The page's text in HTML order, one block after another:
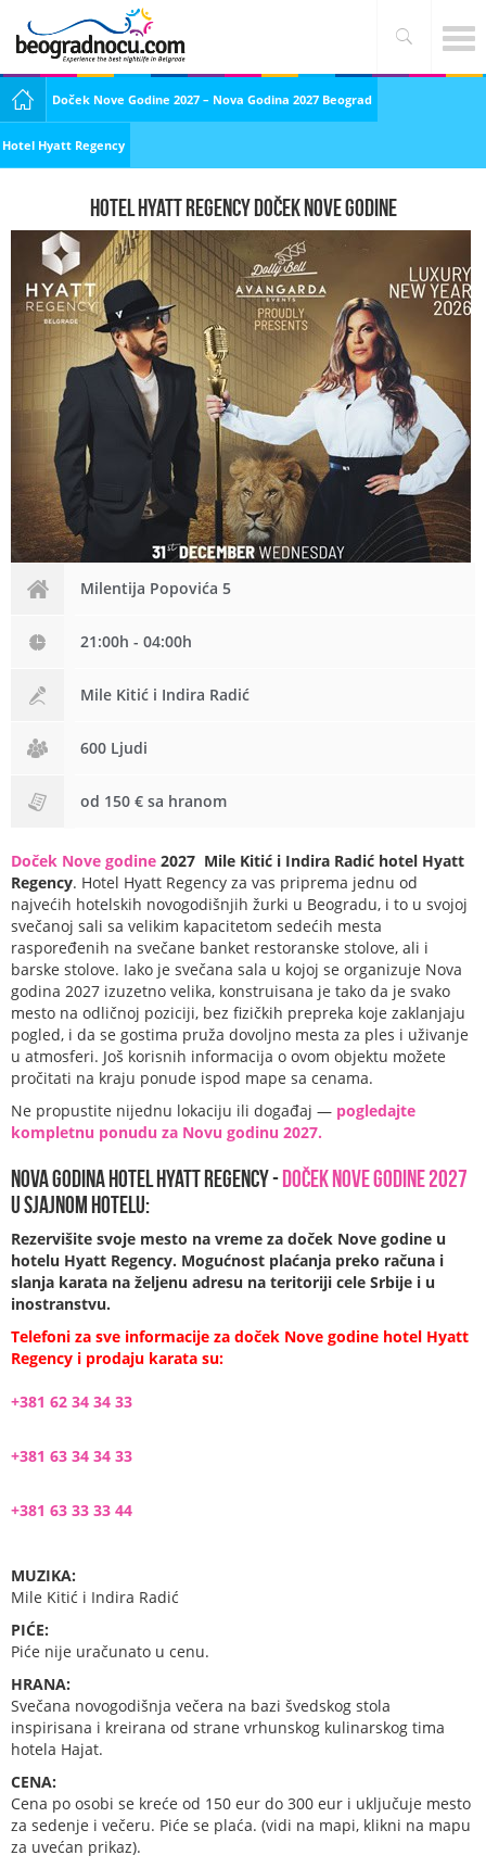
Doček Nove Godine 2027 – Nova Godina 2027 Beograd
Hotel Hyatt Regency
Hotel Hyatt Regency doček nove godine
Milentija Popovića 5
21:00h - 04:00h
Mile Kitić i Indira Radić
600 Ljudi
od 150 € sa hranom
Doček Nove godine 2027 Mile Kitić i Indira Radić hotel Hyatt
Regency. Hotel Hyatt Regency za vas priprema jednu od
najvećih hotelskih novogodišnjih žurki u Beogradu, i to u svojoj
svečanoj sali sa velikim kapacitetom sedećih mesta
raspoređenih na svečane banket restoranske stolove, ali i
barske stolove. Iako je svečana sala u kojoj se organizuje Nova
godina 2027 izuzetno velika, konstruisana je tako da je svako
mesto na odličnoj poziciji, bez fizičkih prepreka koje zaklanjaju
pogled, i da se gostima pruža dovoljno mesta za ples i uživanje
u atmosferi. Još korisnih informacija o ovom objektu možete
pročitati na kraju ponude ispod mape sa cenama.
Ne propustite nijednu lokaciju ili događaj — pogledajte
kompletnu ponudu za Novu godinu 2027.
Nova godina Hotel Hyatt Regency -Doček Nove godine 2027
u sjajnom hotelu:
Rezervišite svoje mesto na vreme za doček Nove godine u
hotelu Hyatt Regency. Mogućnost plaćanja preko računa i
slanja karata na željenu adresu na teritoriji cele Srbije i u
inostranstvu.
Telefoni za sve informacije za doček Nove godine hotel Hyatt
Regency i prodaju karata su:
+381 62 34 34 33
+381 63 34 34 33
+381 63 33 33 44
MUZIKA:
Mile Kitić i Indira Radić
PIĆE:
Piće nije uračunato u cenu.
HRANA:
Svečana novogodišnja večera na bazi švedskog stola
inspirisana i kreirana od strane vrhunskog kulinarskog tima
hotela Hajat.
CENA:
Cena po osobi se kreće od 150 eur do 300 eur i uključuje mesto
za sedenje i večeru. Piće se plaća. (vidi na mapi, klikni na mapu
za uvećan prikaz).